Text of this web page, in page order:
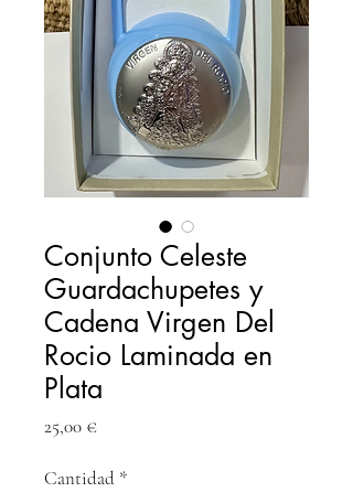
Conjunto Celeste
Guardachupetes y
Cadena Virgen Del
Rocio Laminada en
Plata
25,00 €Precio
Cantidad *